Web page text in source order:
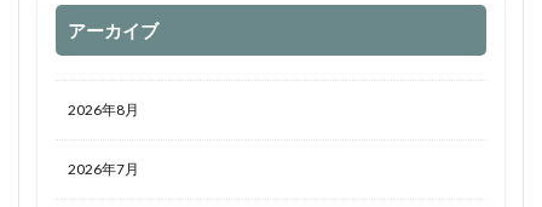
アーカイブ
2026年8月
2026年7月